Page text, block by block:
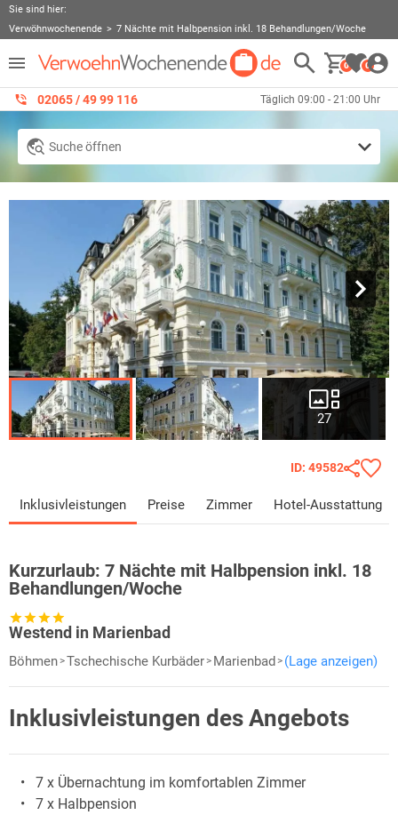
Sie sind hier:
Verwöhnwochenende
7 Nächte mit Halbpension inkl. 18 Behandlungen/Woche
0 0
02065 / 49 ‌99 116 Täglich 09:00 - 21:00 Uhr
Suche öffnen
27
ID: 49582
Inklusivleistungen Preise Zimmer Hotel-Ausstattung
Kurzurlaub: 7 Nächte mit Halbpension inkl. 18
Behandlungen/Woche
Westend in Marienbad
Böhmen Tschechische Kurbäder Marienbad (Lage anzeigen)
Inklusivleistungen des Angebots
7 x Übernachtung im komfortablen Zimmer
7 x Halbpension